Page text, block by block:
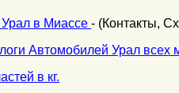
в Миассе - (Контакты,
Автомобилей Урал всех
в кг.